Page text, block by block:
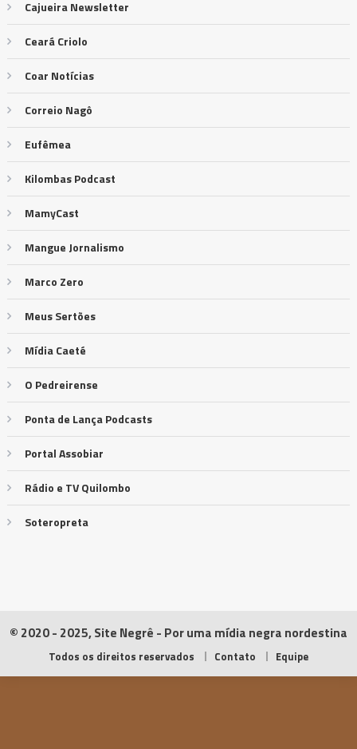
Cajueira Newsletter
Ceará Criolo
Coar Notícias
Correio Nagô
Eufêmea
Kilombas Podcast
MamyCast
Mangue Jornalismo
Marco Zero
Meus Sertões
Mídia Caeté
O Pedreirense
Ponta de Lança Podcasts
Portal Assobiar
Rádio e TV Quilombo
Soteropreta
© 2020 - 2025, Site Negrê - Por uma mídia negra nordestina
Todos os direitos reservados Contato Equipe